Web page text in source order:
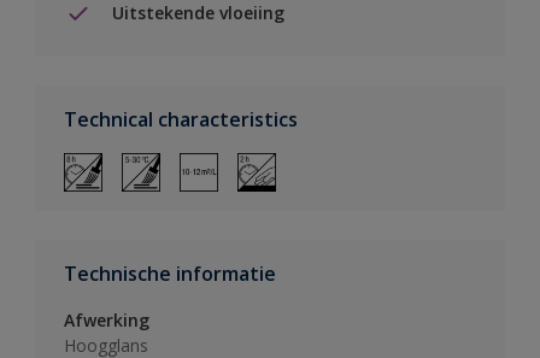
Uitstekende vloeiing
Technical characteristics
Technische informatie
Afwerking
Hoogglans